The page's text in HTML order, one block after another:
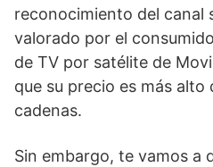
reconocimiento del canal
valorado por el
de TV por satélite de
que su precio es más alto
cadenas.
Sin embargo, te vamos a